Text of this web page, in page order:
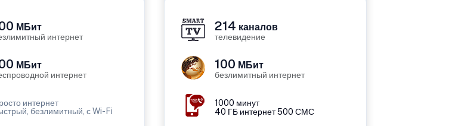
МБит
интернет
МБит
интернет
интернет
безлимитный, с Wi-Fi
214 каналов
телевидение
100 МБит
безлимитный интернет
1000 минут
40 ГБ интернет 500 СМС